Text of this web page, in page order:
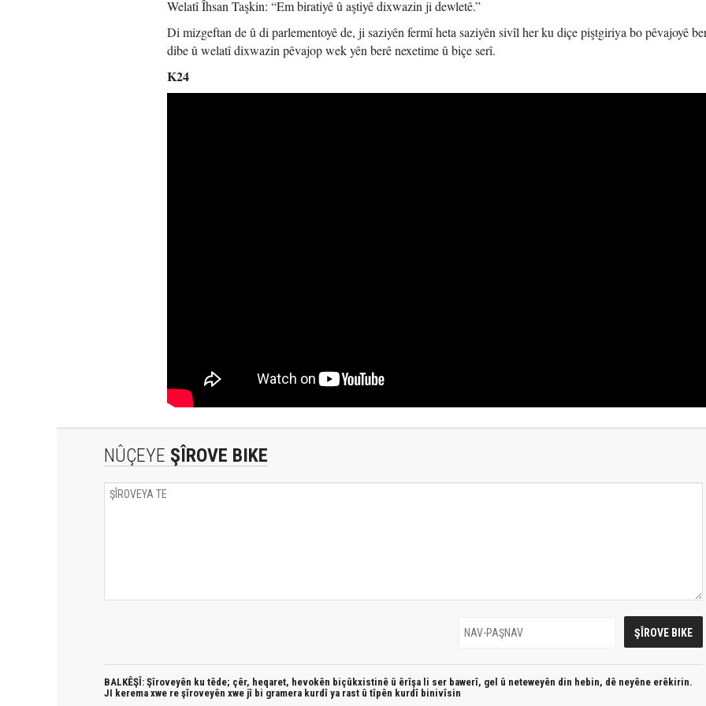
Welatî Îhsan Taşkin: “Em biratiyê û aştiyê dixwazin ji dewletê.”
Di mizgeftan de û di parlementoyê de, ji saziyên fermî heta saziyên sivîl her ku diçe piştgiriya bo pêvajoyê
dibe û welatî dixwazin pêvajop wek yên berê nexetime û biçe serî.
K24
NÛÇEYE ŞÎROVE BIKE
BALKÊŞÎ: Şîroveyên ku têde; çêr, heqaret, hevokên biçûkxistinê û êrîşa li ser bawerî, gel û neteweyên din hebin, dê neyêne erêkirin.
JI kerema xwe re şîroveyên xwe jî bi gramera kurdî ya rast û tîpên kurdî binivîsin